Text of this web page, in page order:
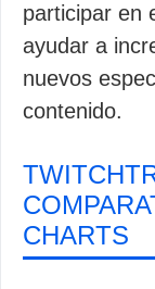
participar en
ayudar a
nuevos
contenido.
CHARTS